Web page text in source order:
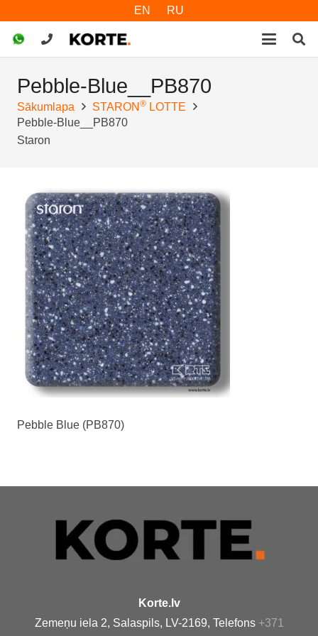
EN RU
Pebble-Blue__PB870
Sākumlapa STARON® LOTTE
Pebble-Blue__PB870
Staron
Pebble Blue (PB870)
Korte.lv
Zemeņu iela 2, Salaspils, LV-2169, Telefons +371